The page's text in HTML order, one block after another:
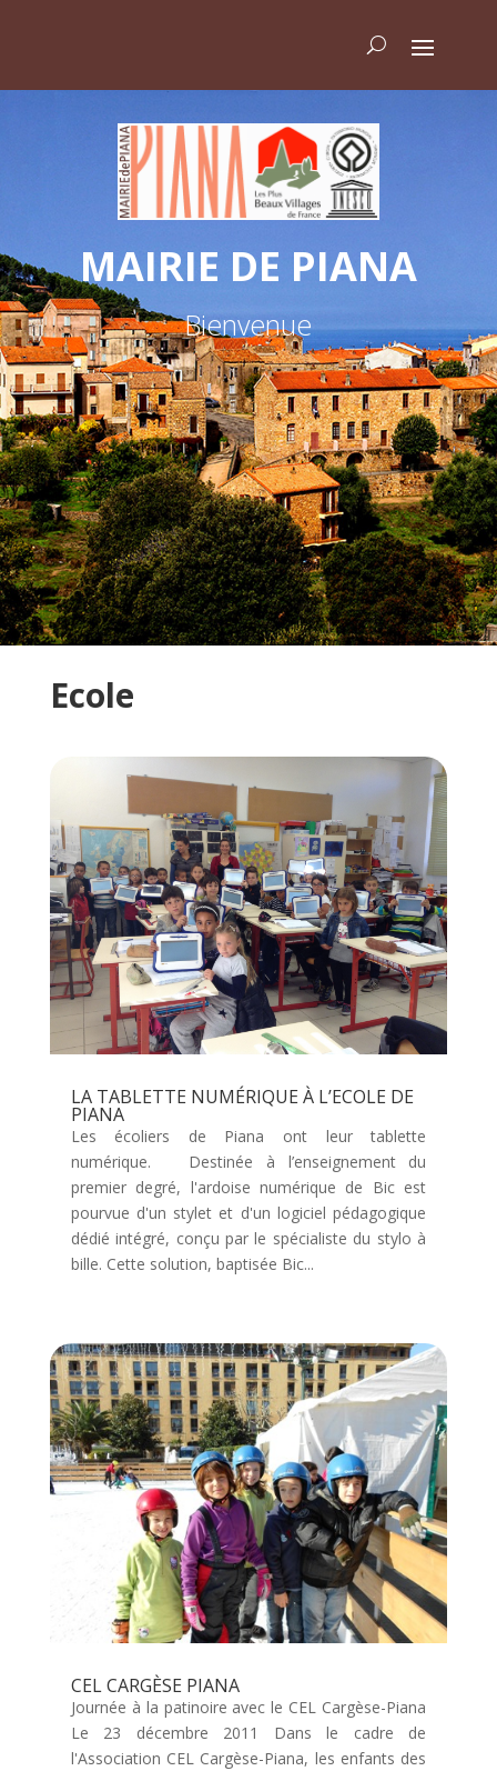
MAIRIE DE PIANA
Bienvenue
Ecole
LA TABLETTE NUMÉRIQUE À L’ECOLE DE
PIANA
Les écoliers de Piana ont leur tablette
numérique. Destinée à l’enseignement du
premier degré, l'ardoise numérique de Bic est
pourvue d'un stylet et d'un logiciel pédagogique
dédié intégré, conçu par le spécialiste du stylo à
bille. Cette solution, baptisée Bic...
CEL CARGÈSE PIANA
Journée à la patinoire avec le CEL Cargèse-Piana
Le 23 décembre 2011 Dans le cadre de
l'Association CEL Cargèse-Piana, les enfants des